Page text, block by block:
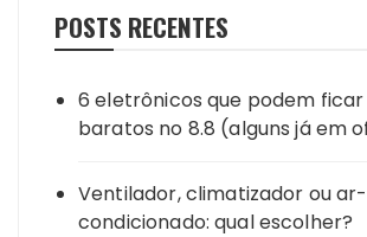
POSTS RECENTES
6 eletrônicos que podem ficar
baratos no 8.8 (alguns já em
Ventilador, climatizador ou ar-
condicionado: qual escolher?